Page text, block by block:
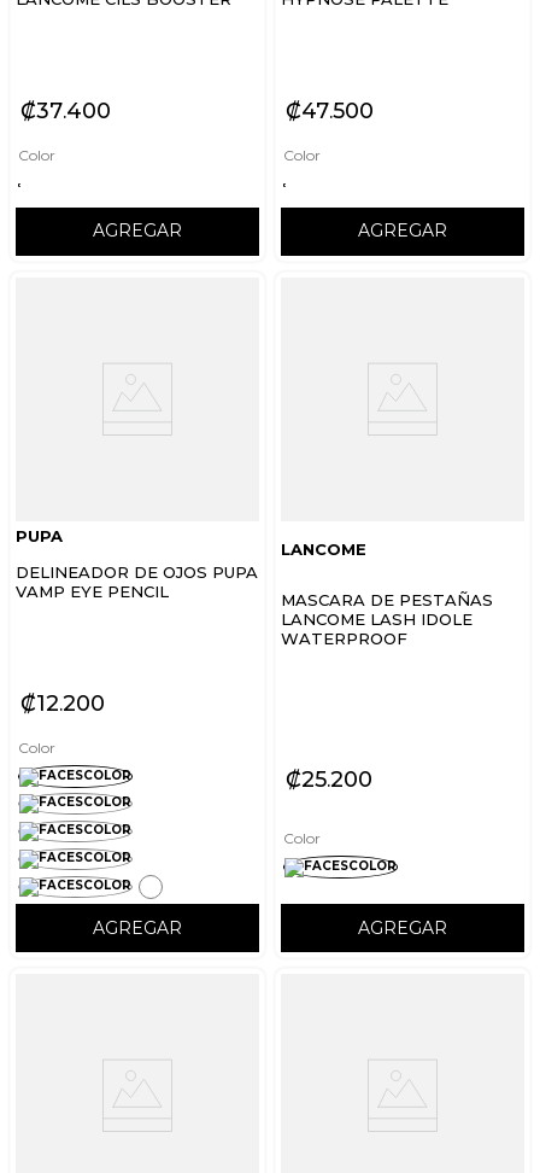
₡37400
Color
AGREGAR
₡47500
Color
AGREGAR
PUPA
DELINEADOR DE OJOS PUPA
VAMP EYE PENCIL
₡12200
Color
AGREGAR
LANCOME
MASCARA DE PESTAÑAS
LANCOME LASH IDOLE
WATERPROOF
₡25200
Color
AGREGAR